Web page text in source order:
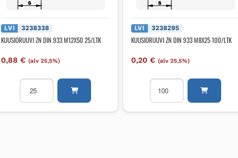
LVI 3238338
KUUSIORUUVI ZN DIN 933 M12X50 25/LTK
0,88€ (alv 25,5%)
KUUSIORUUVI
DIN
LVI 3238295
KUUSIORUUVI ZN DIN 933 M8X25 100/LTK
0,20 € (alv 25,5%)
KUUSIORUUVI
DIN